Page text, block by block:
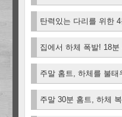
탄력있는 다리를 위한
집에서 하체 폭발! 18
주말 홈트, 하체를 불태
주말 30분 홈트, 하체